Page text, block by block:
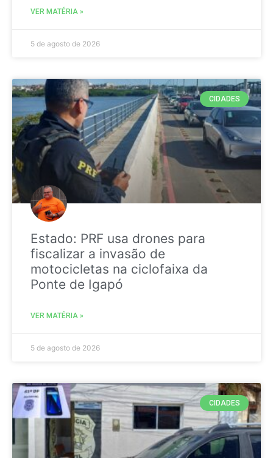
VER MATÉRIA »
5 de agosto de 2026
CIDADES
Estado: PRF usa drones para
fiscalizar a invasão de
motocicletas na ciclofaixa da
Ponte de Igapó
VER MATÉRIA »
5 de agosto de 2026
CIDADES